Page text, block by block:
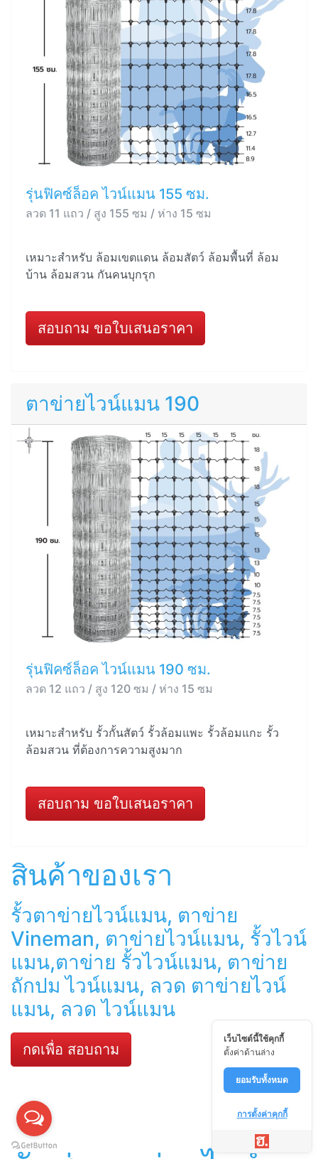
รุ่นฟิคซ์ล็อค ไวน์แมน 155 ซม.
ลวด 11 แถว / สูง 155 ซม / ห่าง 15 ซม
เหมาะสำหรับ ล้อมเขตแดน ล้อมสัตว์ ล้อมพื้นที่ ล้อม
บ้าน ล้อมสวน กันคนบุกรุก
สอบถาม ขอใบเสนอราคา
ตาข่ายไวน์แมน 190
รุ่นฟิคซ์ล็อค ไวน์แมน 190 ซม.
ลวด 12 แถว / สูง 120 ซม / ห่าง 15 ซม
เหมาะสำหรับ รั้วกั้นสัตว์ รั้วล้อมแพะ รั้วล้อมแกะ รั้ว
ล้อมสวน ที่ต้องการความสูงมาก
สอบถาม ขอใบเสนอราคา
สินค้าของเรา
รั้วตาข่ายไวน์แมน, ตาข่าย
Vineman, ตาข่ายไวน์แมน, รั้วไวน์
แมน,ตาข่าย รั้วไวน์แมน, ตาข่าย
ถักปม ไวน์แมน, ลวด ตาข่ายไวน์
แมน, ลวด ไวน์แมน
กดเพื่อ สอบถาม
เว็บไซต์นี้ใช้คุกกี้
ตั้งค่าด้านล่าง
ยอมรับทั้งหมด
การตั้งค่าคุกกี้